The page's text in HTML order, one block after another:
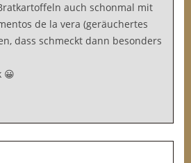
auch schonmal mit
de la vera (geräuchertes
dass schmeckt dann besonders
😀